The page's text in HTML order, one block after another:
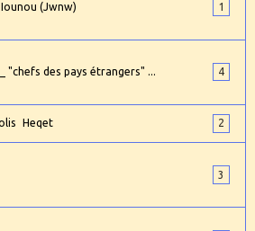
Iounou (Jwnw) 1
"chefs des pays étrangers" ... 4
Heqet 2
3